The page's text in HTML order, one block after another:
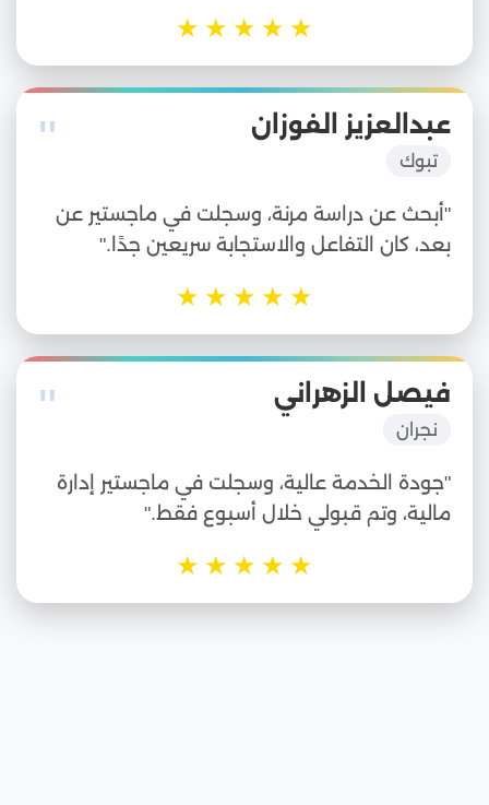
★
★
★
★
★
" عبدالعزيز الفوزان
تبوك
"أبحث عن دراسة مرنة، وسجلت في ماجستير عن
بعد، كان التفاعل والاستجابة سريعين جدًا."
★
★
★
★
★
" فيصل الزهراني
نجران
"جودة الخدمة عالية، وسجلت في ماجستير إدارة
مالية، وتم قبولي خلال أسبوع فقط."
★
★
★
★
★